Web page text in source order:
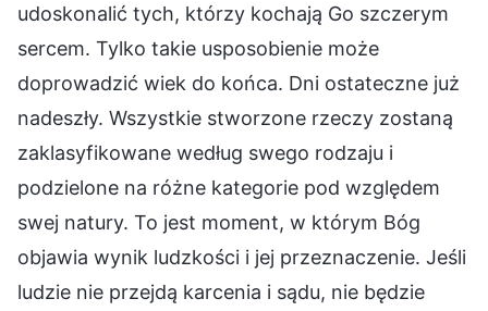
udoskonalić tych, którzy kochają Go szczerym
sercem. Tylko takie usposobienie może
doprowadzić wiek do końca. Dni ostateczne już
nadeszły. Wszystkie stworzone rzeczy zostaną
zaklasyfikowane według swego rodzaju i
podzielone na różne kategorie pod względem
swej natury. To jest moment, w którym Bóg
objawia wynik ludzkości i jej przeznaczenie. Jeśli
ludzie nie przejdą karcenia i sądu, nie będzie